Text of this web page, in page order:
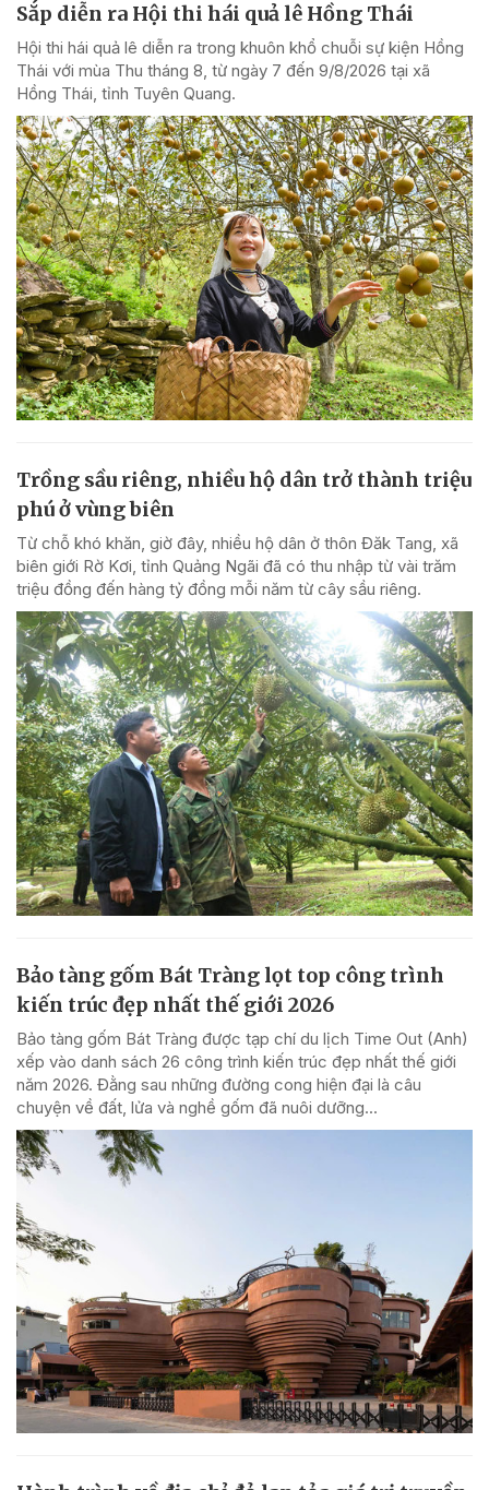
Sắp diễn ra Hội thi hái quả lê Hồng Thái
Hội thi hái quả lê diễn ra trong khuôn khổ chuỗi sự kiện Hồng
Thái với mùa Thu tháng 8, từ ngày 7 đến 9/8/2026 tại xã
Hồng Thái, tỉnh Tuyên Quang.
Trồng sầu riêng, nhiều hộ dân trở thành triệu
phú ở vùng biên
Từ chỗ khó khăn, giờ đây, nhiều hộ dân ở thôn Đăk Tang, xã
biên giới Rờ Kơi, tỉnh Quảng Ngãi đã có thu nhập từ vài trăm
triệu đồng đến hàng tỷ đồng mỗi năm từ cây sầu riêng.
Bảo tàng gốm Bát Tràng lọt top công trình
kiến trúc đẹp nhất thế giới 2026
Bảo tàng gốm Bát Tràng được tạp chí du lịch Time Out (Anh)
xếp vào danh sách 26 công trình kiến trúc đẹp nhất thế giới
năm 2026. Đằng sau những đường cong hiện đại là câu
chuyện về đất, lửa và nghề gốm đã nuôi dưỡng...